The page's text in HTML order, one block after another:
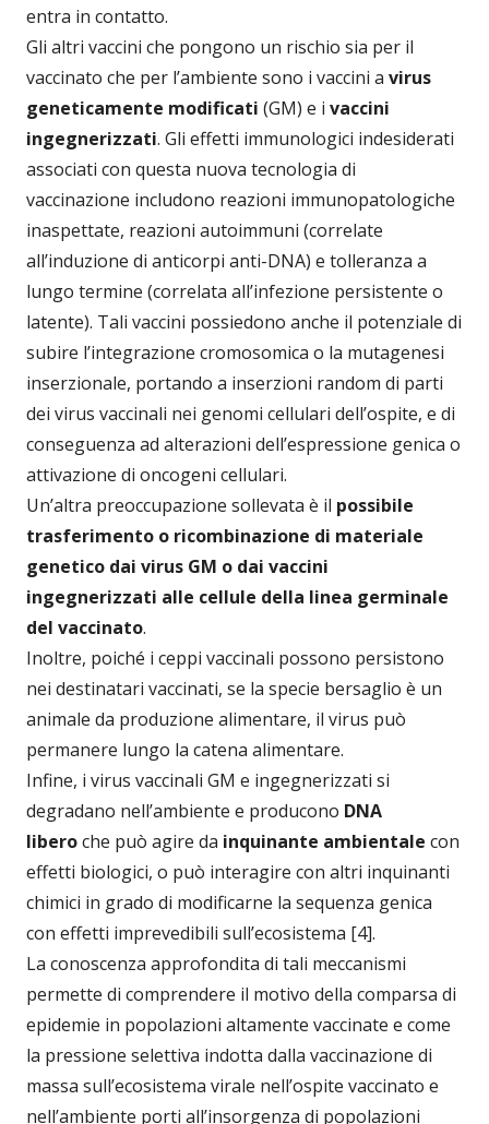
entra in contatto.
Gli altri vaccini che pongono un rischio sia per il
vaccinato che per l’ambiente sono i vaccini a virus
geneticamente modificati (GM) e i vaccini
ingegnerizzati. Gli effetti immunologici indesiderati
associati con questa nuova tecnologia di
vaccinazione includono reazioni immunopatologiche
inaspettate, reazioni autoimmuni (correlate
all’induzione di anticorpi anti-DNA) e tolleranza a
lungo termine (correlata all’infezione persistente o
latente). Tali vaccini possiedono anche il potenziale di
subire l’integrazione cromosomica o la mutagenesi
inserzionale, portando a inserzioni random di parti
dei virus vaccinali nei genomi cellulari dell’ospite, e di
conseguenza ad alterazioni dell’espressione genica o
attivazione di oncogeni cellulari.
Un’altra preoccupazione sollevata è il possibile
trasferimento o ricombinazione di materiale
genetico dai virus GM o dai vaccini
ingegnerizzati alle cellule della linea germinale
del vaccinato.
Inoltre, poiché i ceppi vaccinali possono persistono
nei destinatari vaccinati, se la specie bersaglio è un
animale da produzione alimentare, il virus può
permanere lungo la catena alimentare.
Infine, i virus vaccinali GM e ingegnerizzati si
degradano nell’ambiente e producono DNA
liberoche può agire da inquinante ambientale con
effetti biologici, o può interagire con altri inquinanti
chimici in grado di modificarne la sequenza genica
con effetti imprevedibili sull’ecosistema [4].
La conoscenza approfondita di tali meccanismi
permette di comprendere il motivo della comparsa di
epidemie in popolazioni altamente vaccinate e come
la pressione selettiva indotta dalla vaccinazione di
massa sull’ecosistema virale nell’ospite vaccinato e
nell’ambiente porti all’insorgenza di popolazioni